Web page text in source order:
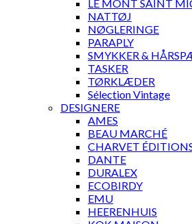
LE MONT SAINT
NATTØJ
NØGLERINGE
PARAPLY
SMYKKER &
TASKER
TØRKLÆDER
Sélection Vintage
DESIGNERE
AMES
BEAU MARCHÉ
CHARVET
DANTE
DURALEX
ECOBIRDY
EMU
HEERENHUIS